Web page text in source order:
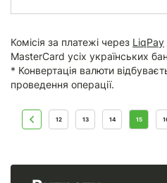
Комісія за платежі через LiqPay
MasterCard усіх українських
* Конвертація валюти
проведення операції.
12 13 14 15